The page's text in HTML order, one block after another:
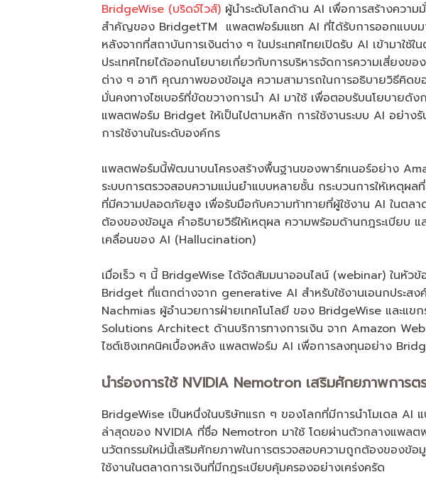
BridgeWise (บริดจ์ไวส์) ผู้นำระดับโลกด้าน AI เพื่อการสร้างควา
สำคัญของ BridgetTM แพลตฟอร์มแชท AI ที่ได้รับการออกแบบมา
หลังจากที่สถาบันการเงินต่าง ๆ ในประเทศไทยเปิดรับ AI เข้ามาใช้
ประเทศไทยได้ออกนโยบายเกี่ยวกับการบริหารจัดการความเสี่ยงข
ต่าง ๆ อาทิ คุณภาพของข้อมูล ความสามารถในการอธิบายวิธีคิดข
มั่นคงทางไซเบอร์ที่ขัดขวางการนำ AI มาใช้ เพื่อตอบรับนโยบายดั
แพลตฟอร์ม Bridget ให้เป็นไปตามหลัก การใช้งานระบบ AI อย่าง
การใช้งานในระดับองค์กร
แพลตฟอร์มนี้พัฒนาบนโครงสร้างพื้นฐานของพาร์ทเนอร์อย่าง
ระบบการตรวจสอบความแม่นยำแบบหลายชั้น กระบวนการให้เหตุผ
ที่มีความปลอดภัยสูง เพื่อรับมือกับความท้าทายที่ผู้ใช้งาน AI ในตลา
ต้องของข้อมูล คำอธิบายวิธีให้เหตุผล ความพร้อมด้านกฎระเบียบ
เคลื่อนของ AI (Hallucination)
เมื่อเร็ว ๆ นี้ BridgeWise ได้จัดสัมมนาออนไลน์ (webinar) ในหั
Bridget ที่แตกต่างจาก generative AI สำหรับใช้งานเอนกประส
Nachmias ผู้อำนวยการฝ่ายเทคโนโลยี ของ BridgeWise และแ
Solutions Architect ด้านบริการทางการเงิน จาก Amazon
ไซต์เชิงเทคนิคเบื้องหลัง แพลตฟอร์ม AI เพื่อการลงทุนอย่าง
นำร่องการใช้ NVIDIA Nemotron เสริมศักยภาพการ
BridgeWise เป็นหนึ่งในบริษัทแรก ๆ ของโลกที่มีการนำโมเดล AI
ล่าสุดของ NVIDIA ที่ชื่อ Nemotron มาใช้ โดยผ่านตัวกลางแพล
นวัตกรรมใหม่นี้เสริมศักยภาพในการตรวจสอบความถูกต้องของข้
ใช้งานในตลาดการเงินที่มีกฎระเบียบคุ้มครองอย่างเคร่งครัด